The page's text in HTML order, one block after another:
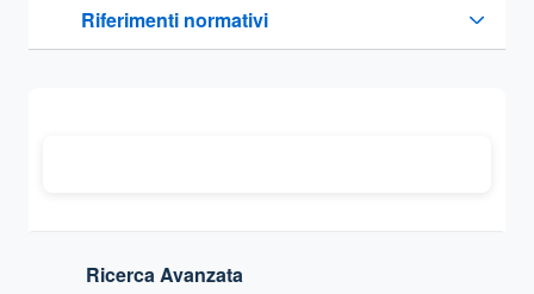
Riferimenti normativi
Sezione compressa
Ricerca Avanzata